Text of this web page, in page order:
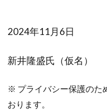
2024年11月6日
新井隆盛氏（仮名）
※ プライバシー保護のた
おります。